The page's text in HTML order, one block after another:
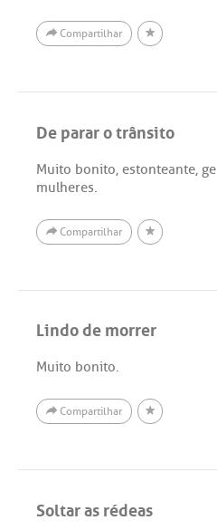
Compartilhar
De parar o trânsito
Muito bonito, estonteante,
mulheres.
Compartilhar
Lindo de morrer
Muito bonito.
Compartilhar
Soltar as rédeas